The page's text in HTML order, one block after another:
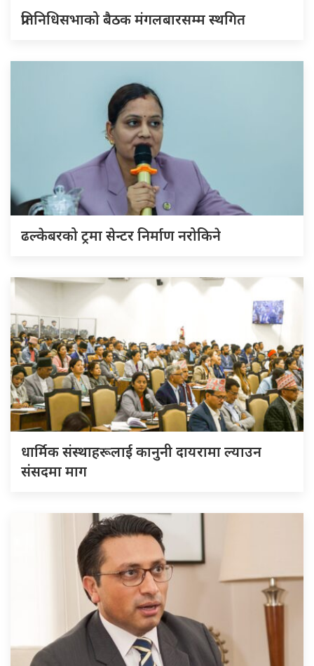
प्रतिनिधिसभाको बैठक मंगलबारसम्म स्थगित
ढल्केबरको ट्रमा सेन्टर निर्माण नरोकिने
धार्मिक संस्थाहरूलाई कानुनी दायरामा ल्याउन
संसदमा माग